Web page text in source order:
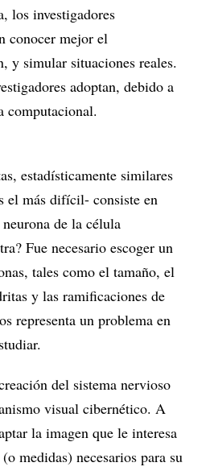
los investigadores
conocer mejor el
y simular situaciones reales.
adoptan, debido a
computacional.
estadísticamente similares
el más difícil- consiste en
de la célula
Fue necesario escoger un
tales como el tamaño, el
y las ramificaciones de
representa un problema en
del sistema nervioso
visual cibernético. A
la imagen que le interesa
medidas) necesarios para su